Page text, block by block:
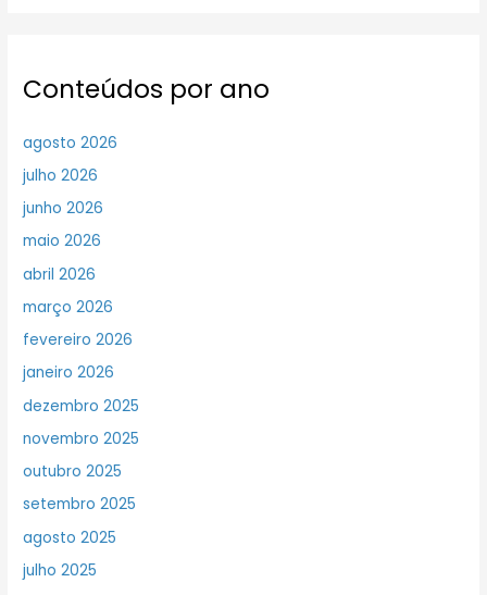
Conteúdos por ano
agosto 2026
julho 2026
junho 2026
maio 2026
abril 2026
março 2026
fevereiro 2026
janeiro 2026
dezembro 2025
novembro 2025
outubro 2025
setembro 2025
agosto 2025
julho 2025